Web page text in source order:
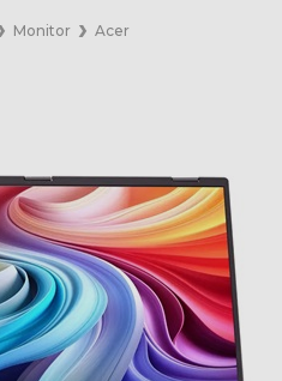
Monitor Acer